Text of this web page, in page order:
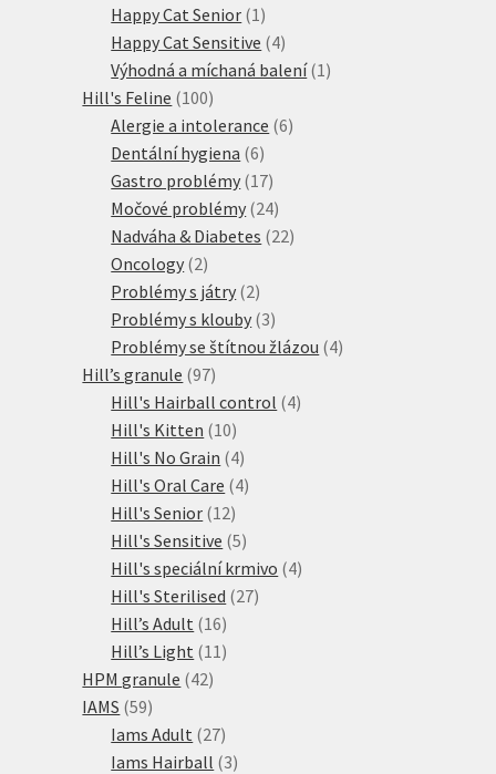
produkty
Happy Cat Senior 1 1
produkt
Happy Cat Sensitive 44
produkty
Výhodná a míchaná balení 1 1
Hill's Feline 100100
produktů
Alergie a intolerance 66
Dentální hygiena 66
produktů
Gastro problémy 1717
produktů
Močové problémy 2424
produktů
Nadváha & Diabetes 2222
Oncology 22
produkty
Problémy s játry 22
produkty
Problémy s klouby 33
produkty
Problémy se štítnou žlázou 44
Hill’s granule 9797
produktů
Hill's Hairball control 44
Hill's Kitten 1010
produktů
Hill's No Grain 44
produkty
Hill's Oral Care 44
Hill's Senior 1212
produktů
Hill's Sensitive 55
produktů
Hill's speciální krmivo 44
Hill's Sterilised 2727
Hill’s Adult 1616
produktů
Hill’s Light 11 11
HPM granule 4242
IAMS 5959
produktů
Iams Adult 2727
produktů
Iams Hairball 33